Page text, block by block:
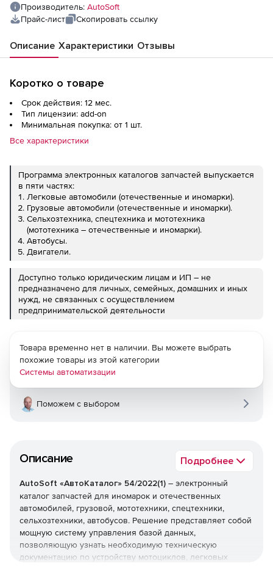
Производитель: AutoSoft
Прайс-лист
Скопировать ссылку
Описание Характеристики Отзывы
Коротко о товаре
Срок действия: 12 мес.
Тип лицензии: add-on
Минимальная покупка: от 1 шт.
Все характеристики
Программа электронных каталогов запчастей выпускается
в пяти частях:
Легковые автомобили (отечественные и иномарки).
Грузовые автомобили (отечественные и иномарки).
Сельхозтехника, спецтехника и мототехника
(мототехника – отечественные и иномарки).
Автобусы.
Двигатели.
Доступно только юридическим лицам и ИП – не
предназначено для личных, семейных, домашних и иных
нужд, не связанных с осуществлением
предпринимательской деятельности
Описание Подробнее
AutoSoft «АвтоКаталог» 54/2022(1) – электронный
каталог запчастей для иномарок и отечественных
автомобилей, грузовой, мототехники, спецтехники,
сельхозтехники, автобусов. Решение представляет собой
мощную систему управления базой данных,
позволяющую узнать необходимую техническую
документацию по устройству мотоциклов, легковых
Товара временно нет в наличии. Вы можете выбрать
похожие товары из этой категории
Системы автоматизации
Поможем с выбором